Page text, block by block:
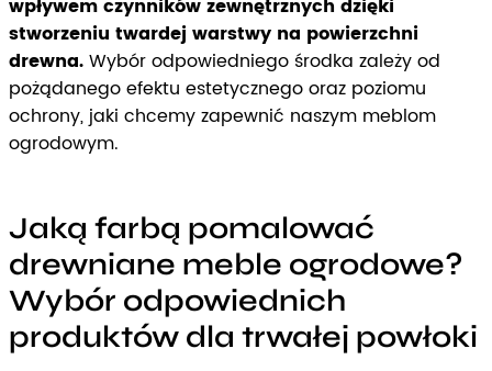
wpływem czynników zewnętrznych dzięki
stworzeniu twardej warstwy na powierzchni
drewna.Wybór odpowiedniego środka zależy od
pożądanego efektu estetycznego oraz poziomu
ochrony, jaki chcemy zapewnić naszym meblom
ogrodowym.
Jaką farbą pomalować
drewniane meble ogrodowe?
Wybór odpowiednich
produktów dla trwałej powłoki